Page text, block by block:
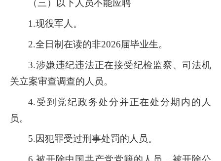
（三）以下人员不能应聘
1.现役军人。
2.全日制在读的非2026届毕业生。
3.涉嫌违纪违法正在接受纪检监察、司法机
关立案审查调查的人员。
4.受到党纪政务处分并正在处分期内的人
员。
5.因犯罪受过刑事处罚的人员。